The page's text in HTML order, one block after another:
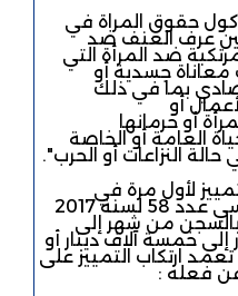
حقوق المراة في
عرف العنف ضد
ضد المرأة التي
جسدية أو
بما في ذلك
أو
أو حرمانها
العامة أو الخاصة
النزاعات أو الحرب".
لأول مرة في
الفصل 21 من القانون الأساسي عدد 58 لسنة 2017
من شهر إلى
خمسة آلاف دينار أو
ارتكاب التمييز على
فعله :